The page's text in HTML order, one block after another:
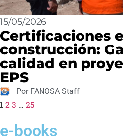
15/05/2026
Certificaciones
construcción:
calidad en
EPS
Por FANOSA Staff
1 23 … 25
e-books